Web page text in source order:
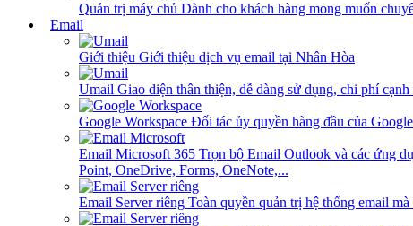
Quản trị máy chủ Dành cho khách hàng mong muốn
Email
Giới thiệu Giới thiệu dịch vụ email tại Nhân Hòa
Umail Giao diện thân thiện, dễ dàng sử dụng, chi phí cạnh
Google Workspace Đối tác ủy quyền hàng đầu của
Email Microsoft 365 Trọn bộ Email Outlook và các ứng
Point, OneDrive, Forms, OneNote,...
Email Server riêng Toàn quyền quản trị hệ thống email